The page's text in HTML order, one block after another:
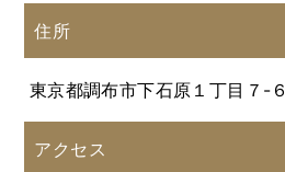
住所
東京都調布市下石原１丁目７-６
アクセス